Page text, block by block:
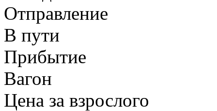
Отправление
В пути
Прибытие
Вагон
Цена за взрослого